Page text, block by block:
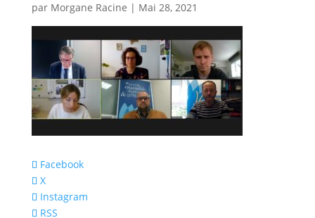
par Morgane Racine | Mai 28, 2021
Facebook
X
Instagram
RSS